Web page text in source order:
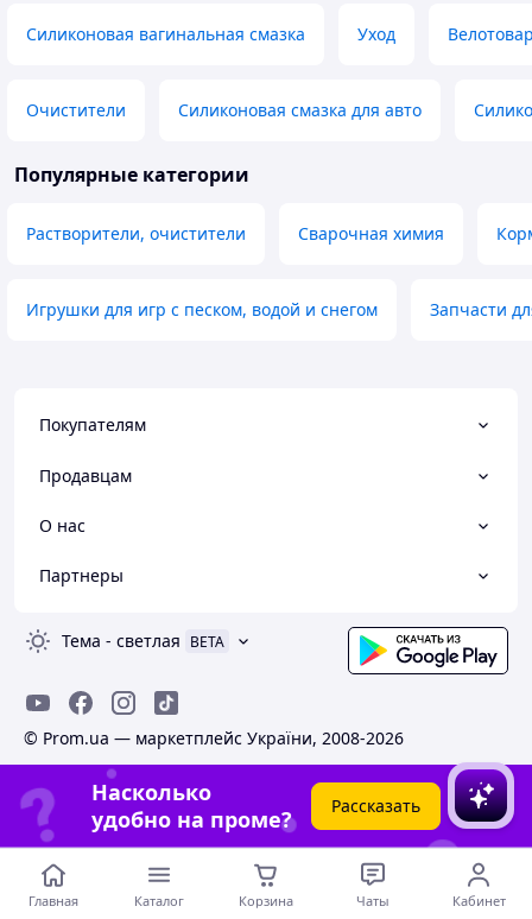
Силиконовая вагинальная смазка Уход
Очистители Силиконовая смазка для авто
Популярные категории
Растворители, очистители Сварочная химия
Игрушки для игр с песком, водой и снегом Запчасти
Покупателям
Продавцам
О нас
Партнеры
Тема - светлая BETA
© Prom.ua — маркетплейс України, 2008-2026
Насколько
удобно на проме?
Рассказать
Главная Каталог Корзина Чаты Кабинет